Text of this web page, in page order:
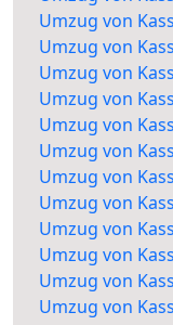
Umzug von
Umzug von
Umzug von
Umzug von
Umzug von
Umzug von
Umzug von
Umzug von
Umzug von
Umzug von
Umzug von
Umzug von